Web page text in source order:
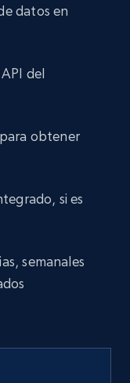
datos en
del
obtener
si es
semanales